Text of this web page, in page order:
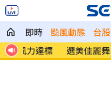
即時 颱風動態 台
選美佳麗舞台「與蛇
了